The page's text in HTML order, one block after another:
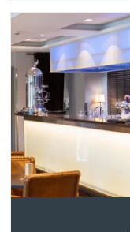
lobortis ac ex a,
eros faucibus
erat, ut suscipit
tincidunt nisl